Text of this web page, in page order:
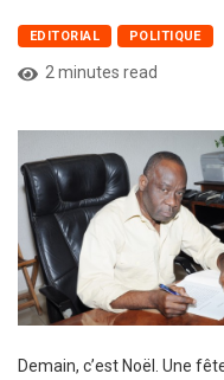
EDITORIAL POLITIQUE
2 minutes read
Demain, c’est Noël. Une